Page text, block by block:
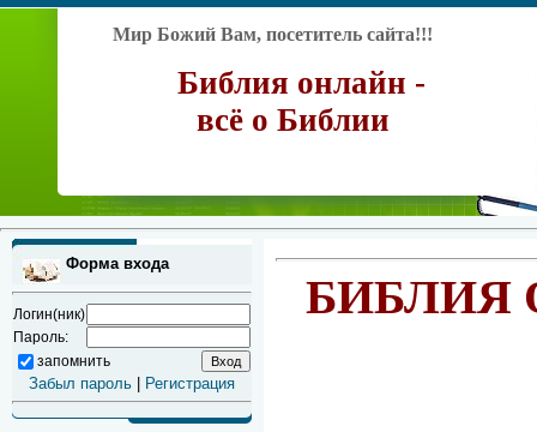
Мир Божий Вам, посетитель сайта!!!
Библия онлайн -
всё о Библии
Форма входа
Логин(ник)
Пароль:
запомнить
Забыл пароль Регистрация
БИБЛИЯ